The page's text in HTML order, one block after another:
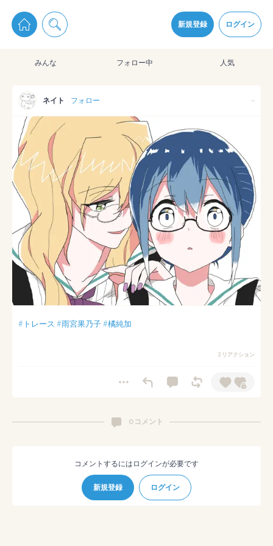
新規登録 ログイン
pixiv Sketchは2024年5月28日付で プライパシーポリシーを改定しました。
通知を受け取るにはここをクリックします
pixiv Sketchアプリでさらに快適に！
みんな フォロー中 人気
ネイト フォロー --
#トレース #雨宮果乃子#橘純加
2 リアクション
0 コメント
コメントするにはログインが必要です
新規登録 ログイン